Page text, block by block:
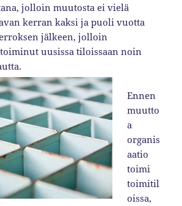
jolloin muutosta ei vielä
kerran kaksi ja puoli vuotta
jälkeen, jolloin
uusissa tiloissaan noin
Ennen
muutto
a
organis
aatio
toimi
toimitil
oissa,